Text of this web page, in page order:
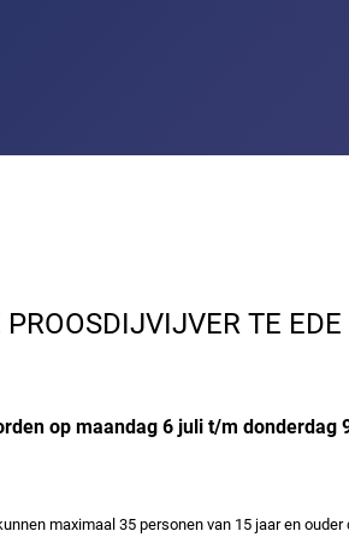
PROOSDIJVIJVER TE EDE
op maandag 6 juli t/m donderdag
maximaal 35 personen van 15 jaar en ouder